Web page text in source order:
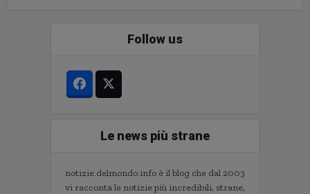
Follow us
Le news più strane
notizie.delmondo.info è il blog che dal 2003
vi racconta le notizie più incredibili, strane,